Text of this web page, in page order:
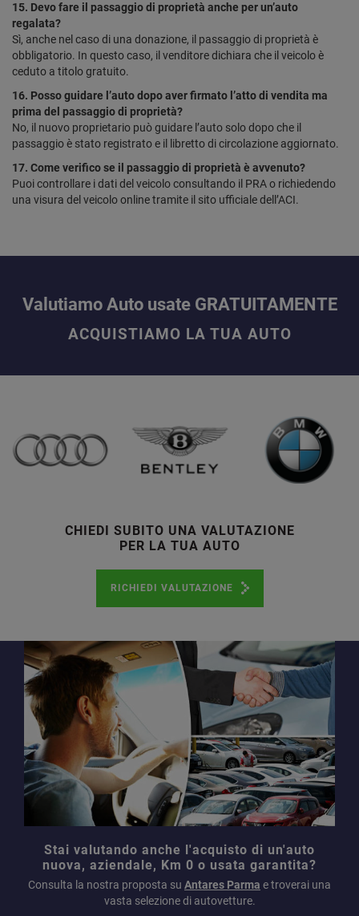
15. Devo fare il passaggio di proprietà anche per un’auto
regalata?
Sì, anche nel caso di una donazione, il passaggio di proprietà è
obbligatorio. In questo caso, il venditore dichiara che il veicolo è
ceduto a titolo gratuito.
16. Posso guidare l’auto dopo aver firmato l’atto di vendita ma
prima del passaggio di proprietà?
No, il nuovo proprietario può guidare l’auto solo dopo che il
passaggio è stato registrato e il libretto di circolazione aggiornato.
17. Come verifico se il passaggio di proprietà è avvenuto?
Puoi controllare i dati del veicolo consultando il PRA o richiedendo
una visura del veicolo online tramite il sito ufficiale dell’ACI.
Valutiamo Auto usate GRATUITAMENTE
ACQUISTIAMO LA TUA AUTO
CHIEDI SUBITO UNA VALUTAZIONE
PER LA TUA AUTO
RICHIEDI VALUTAZIONE
Stai valutando anche l'acquisto di un'auto
nuova, aziendale, Km 0 o usata garantita?
Consulta la nostra proposta su Antares Parma e troverai una
vasta selezione di autovetture.